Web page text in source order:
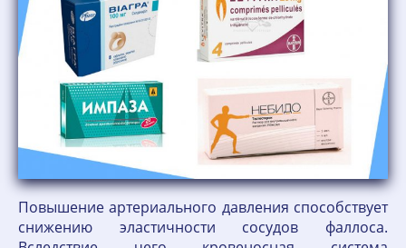
Повышение артериального давления способствует
снижению эластичности сосудов фаллоса.